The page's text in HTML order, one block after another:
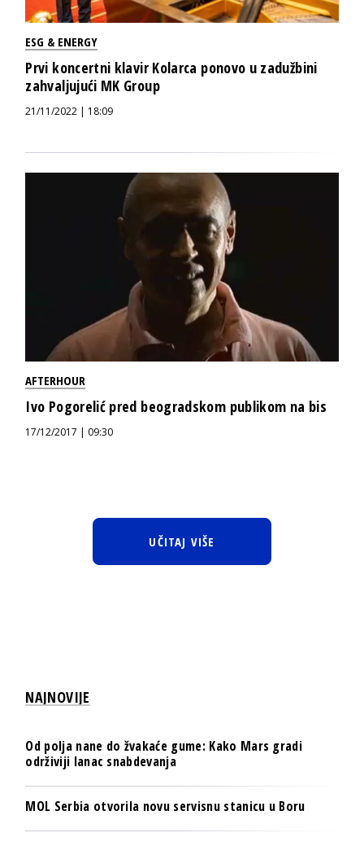
ESG & ENERGY
Prvi koncertni klavir Kolarca ponovo u zadužbini
zahvaljujući MK Group
21/11/2022 | 18:09
AFTERHOUR
Ivo Pogorelić pred beogradskom publikom na bis
17/12/2017 | 09:30
UČITAJ VIŠE
NAJNOVIJE
Od polja nane do žvakaće gume: Kako Mars gradi
održiviji lanac snabdevanja
MOL Serbia otvorila novu servisnu stanicu u Boru